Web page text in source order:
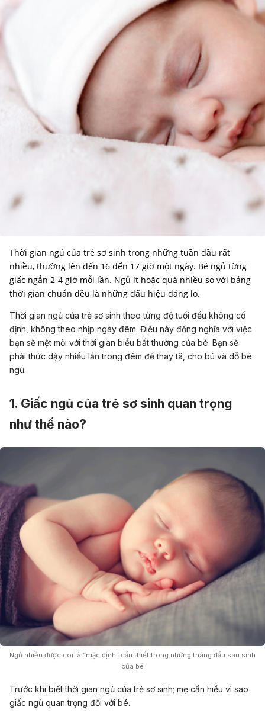
Thời gian ngủ của trẻ sơ sinh trong những tuần đầu rất
nhiều, thường lên đến 16 đến 17 giờ một ngày. Bé ngủ từng
giấc ngắn 2-4 giờ mỗi lần. Ngủ ít hoặc quá nhiều so với bảng
thời gian chuẩn đều là những dấu hiệu đáng lo.
Thời gian ngủ của trẻ sơ sinh theo từng độ tuổi đều không cố
định, không theo nhịp ngày đêm. Điều này đồng nghĩa với việc
bạn sẽ mệt mỏi với thời gian biểu bất thường của bé. Bạn sẽ
phải thức dậy nhiều lần trong đêm để thay tã, cho bú và dỗ bé
ngủ.
1. Giấc ngủ của trẻ sơ sinh quan trọng
như thế nào?
Ngủ nhiều được coi là “mặc định” cần thiết trong những tháng đầu sau sinh
của bé
Trước khi biết thời gian ngủ của trẻ sơ sinh; mẹ cần hiểu vì sao
giấc ngủ quan trọng đối với bé.